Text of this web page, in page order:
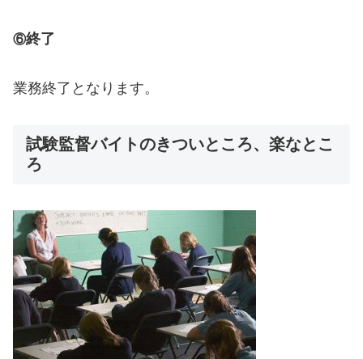
⑥終了
業務終了となります。
試験監督バイトのきついところ、楽なとこ
ろ